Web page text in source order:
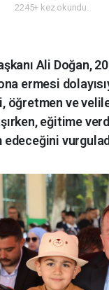
2245+ kez okundu.
Ali Doğan,
ermesi
öğretmen ve
eğitime